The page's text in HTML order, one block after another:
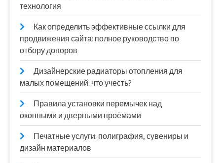
технология
Как определить эффективные ссылки для
продвижения сайта: полное руководство по
отбору доноров
Дизайнерские радиаторы отопления для
малых помещений: что учесть?
Правила установки перемычек над
оконными и дверными проёмами
Печатные услуги: полиграфия, сувениры и
дизайн материалов